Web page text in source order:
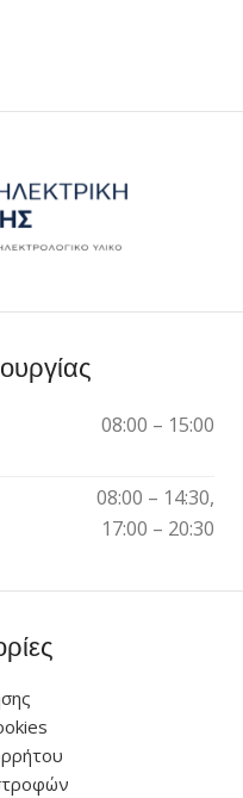
08:00 – 15:00
08:00 – 14:30,
17:00 – 20:30